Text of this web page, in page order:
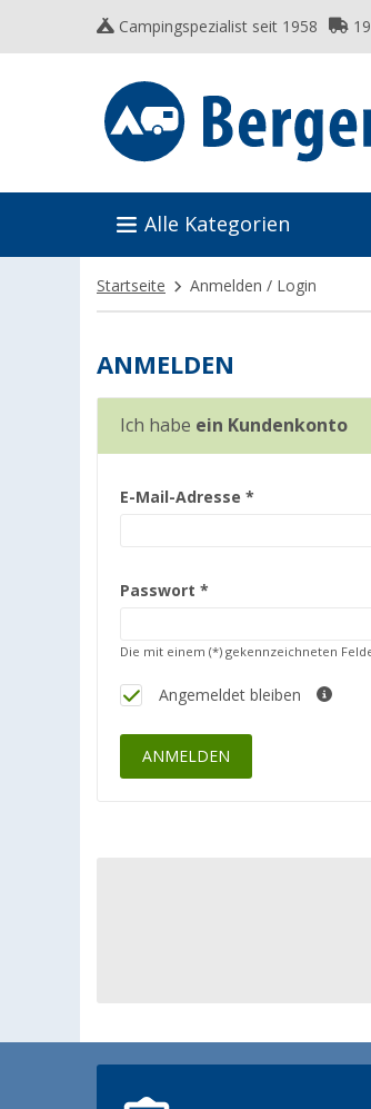
Campingspezialist seit 1958
Alle Kategorien
Startseite Anmelden / Login
ANMELDEN
Ich habe ein Kundenkonto
E-Mail-Adresse *
Passwort *
Die mit einem (*) gekennzeichneten
Angemeldet bleiben
ANMELDEN